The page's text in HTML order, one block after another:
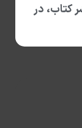
کتاب، در